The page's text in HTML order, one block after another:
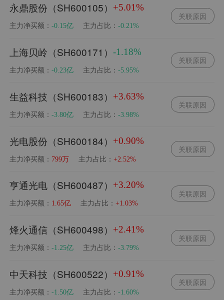
永鼎股份（SH600105） +5.01%
主力净买额：-0.15亿 主力占比：-0.21%
关联原因
上海贝岭（SH600171）-1.18%
主力净买额：-0.23亿 主力占比：-5.95%
关联原因
生益科技（SH600183） +3.63%
主力净买额：-3.80亿 主力占比：-3.98%
关联原因
光电股份（SH600184） +0.90%
主力净买额： 799万 主力占比：+2.52%
关联原因
亨通光电（SH600487） +3.20%
主力净买额： 1.65亿 主力占比：+1.03%
关联原因
烽火通信（SH600498） +2.41%
主力净买额：-1.25亿 主力占比：-3.79%
关联原因
中天科技（SH600522） +0.91%
主力净买额：-1.50亿 主力占比：-1.60%
关联原因